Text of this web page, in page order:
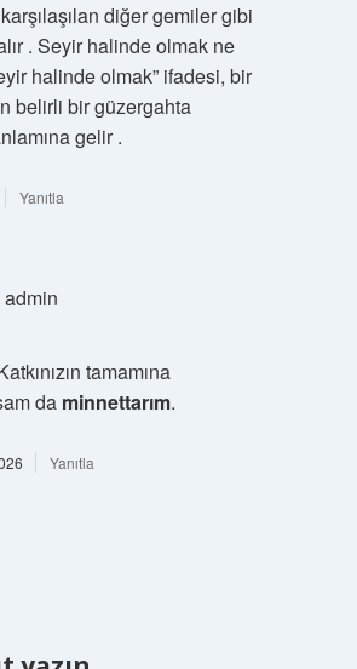
karşılaşılan diğer gemiler gibi
. Seyir halinde olmak ne
halinde olmak” ifadesi, bir
belirli bir güzergahta
gelir .
Yanıtla
admin
tamamına
da minnettarım.
Yanıtla